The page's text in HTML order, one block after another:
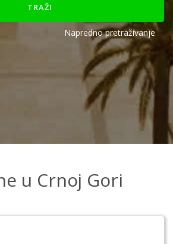
TRAŽI
Napredno pretraživanje
u Crnoj Gori